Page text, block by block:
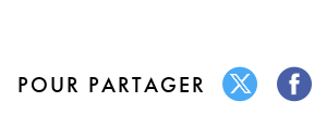
POUR PARTAGER